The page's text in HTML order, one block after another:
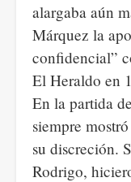
alargaba aún
Márquez la
confidencial”
El Heraldo en
En la partida
siempre
su discreción.
Rodrigo,